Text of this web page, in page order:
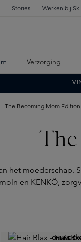
Stories Werken bij
Verzorging
The Becoming Mom Edition
het moederschap.
en KENKÔ,
ONLINE